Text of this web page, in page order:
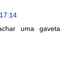
uma gaveta